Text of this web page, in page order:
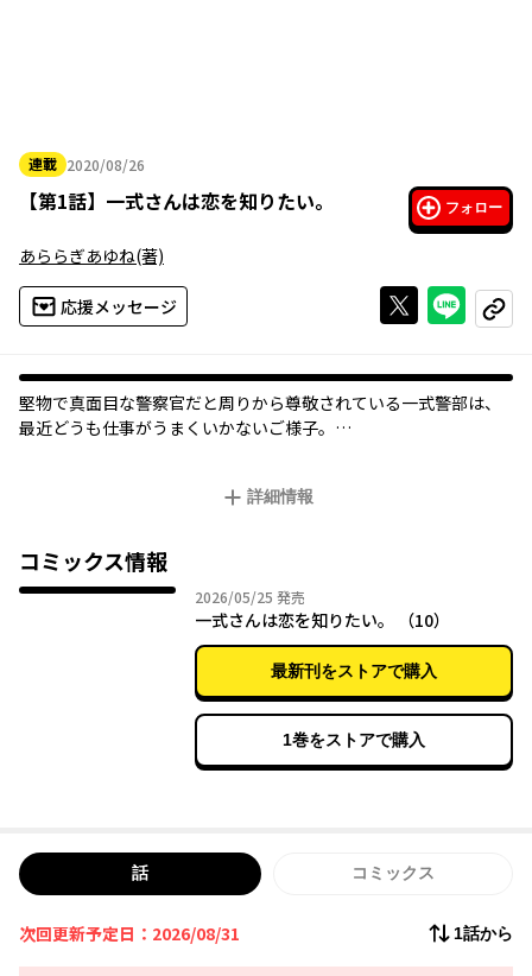
連載 2020/08/26
2020年08月26日
【第1話】 一式さんは恋を知りたい。 フォロー
あららぎあゆね(著)
応援メッセージ Xで投稿する
ライン
コピー
堅物で真面目な警察官だと周りから尊敬されている一式警部は、
最近どうも仕事がうまくいかないご様子。
とあることから悩みの原因が判明した彼女は、問題を解決すべく
恋を知らない乙女が擬似カップルとしてお付き合いに大挑戦な、
ラブコメディ！
※2話目まで旧タイトル「鋼鉄のリンナは××されたい」表記とな
詳細情報
コミックス情報
2026/05/25 2026年05月25日
発売
一式さんは恋を知りたい。 （10）
最新刊をストアで購入
1巻をストアで購入
話 コミックス
次回更新予定日：2026/08/31 1話から